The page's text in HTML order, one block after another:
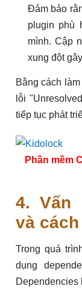
Đảm bảo
plugin phù
mình. Cập
xung đột
Bằng cách
lỗi
tiếp tục phát
Phần mềm
4. Vấn
và
Trong quá
dụng